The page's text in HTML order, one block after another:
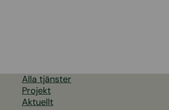
Alla tjänster
Projekt
Aktuellt